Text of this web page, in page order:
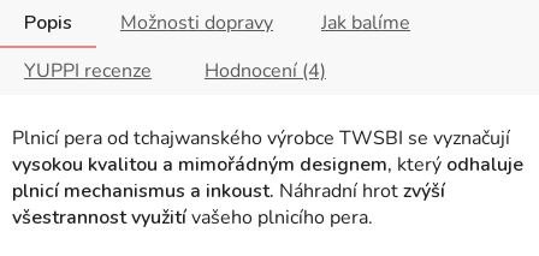
Popis Možnosti dopravy
Jak balíme
YUPPI recenze
Hodnocení (4)
Plnicí pera od tchajwanského výrobce TWSBI se vyznačují
vysokou kvalitou a mimořádným designem, který odhaluje
plnicí mechanismus a inkoust. Náhradní hrotzvýší
všestrannost využitívašeho plnicího pera.